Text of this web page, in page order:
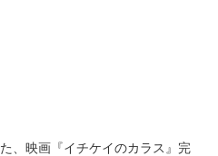
、映画『イチケイのカラス』完